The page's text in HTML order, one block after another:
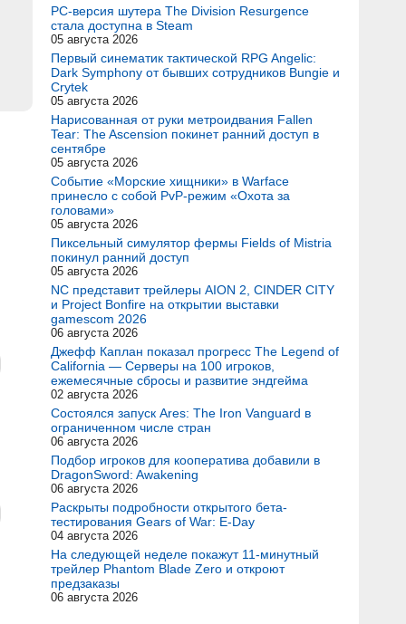
PC-версия шутера The Division Resurgence
стала доступна в Steam
05 августа 2026
Первый синематик тактической RPG Angelic:
Dark Symphony от бывших сотрудников Bungie и
Crytek
05 августа 2026
Нарисованная от руки метроидвания Fallen
Tear: The Ascension покинет ранний доступ в
сентябре
05 августа 2026
Событие «Морские хищники» в Warface
принесло с собой PvP-режим «Охота за
головами»
05 августа 2026
Пиксельный симулятор фермы Fields of Mistria
покинул ранний доступ
05 августа 2026
NC представит трейлеры AION 2, CINDER CITY
и Project Bonfire на открытии выставки
gamescom 2026
06 августа 2026
Джефф Каплан показал прогресс The Legend of
California — Серверы на 100 игроков,
ежемесячные сбросы и развитие эндгейма
02 августа 2026
Состоялся запуск Ares: The Iron Vanguard в
ограниченном числе стран
06 августа 2026
Подбор игроков для кооператива добавили в
DragonSword: Awakening
06 августа 2026
Раскрыты подробности открытого бета-
тестирования Gears of War: E-Day
04 августа 2026
На следующей неделе покажут 11-минутный
трейлер Phantom Blade Zero и откроют
предзаказы
06 августа 2026